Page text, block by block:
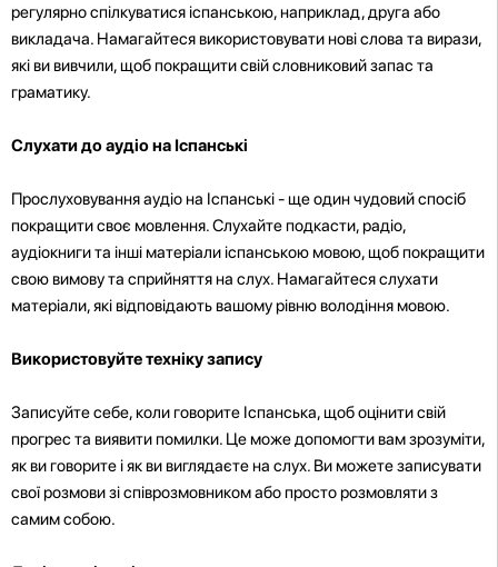
регулярно спілкуватися іспанською, наприклад, друга або
викладача. Намагайтеся використовувати нові слова та вирази,
які ви вивчили, щоб покращити свій словниковий запас та
граматику.
Слухати до аудіо на Іспанські
Прослуховування аудіо на Іспанські - ще один чудовий спосіб
покращити своє мовлення. Слухайте подкасти, радіо,
аудіокниги та інші матеріали іспанською мовою, щоб покращити
свою вимову та сприйняття на слух. Намагайтеся слухати
матеріали, які відповідають вашому рівню володіння мовою.
Використовуйте техніку запису
Записуйте себе, коли говорите Іспанська, щоб оцінити свій
прогрес та виявити помилки. Це може допомогти вам зрозуміти,
як ви говорите і як ви виглядаєте на слух. Ви можете записувати
свої розмови зі співрозмовником або просто розмовляти з
самим собою.